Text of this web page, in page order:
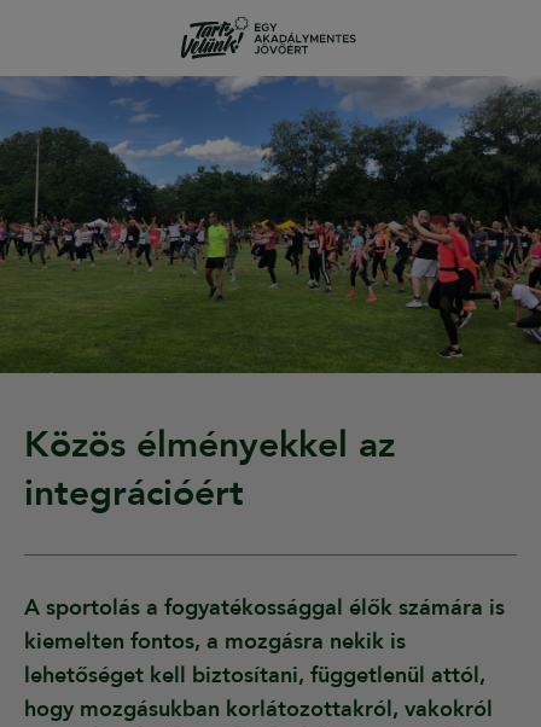
Közös élményekkel az
integrációért
A sportolás a fogyatékossággal élők számára is
kiemelten fontos, a mozgásra nekik is
lehetőséget kell biztosítani, függetlenül attól,
hogy mozgásukban korlátozottakról, vakokról